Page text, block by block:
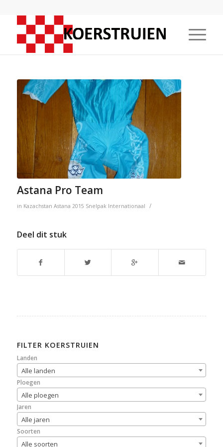
Astana Pro Team
in Kazachstan Astana 2015 Snelpak Internationaal /
Deel dit stuk
FILTER KOERSTRUIEN
Landen
Alle landen
Ploegen
Alle ploegen
Jaren
Alle jaren
Soorten
Alle soorten